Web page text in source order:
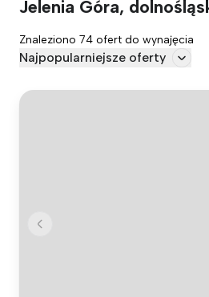
Jelenia Góra,
Znaleziono 74 ofert do wynajęcia
Najpopularniejsze oferty